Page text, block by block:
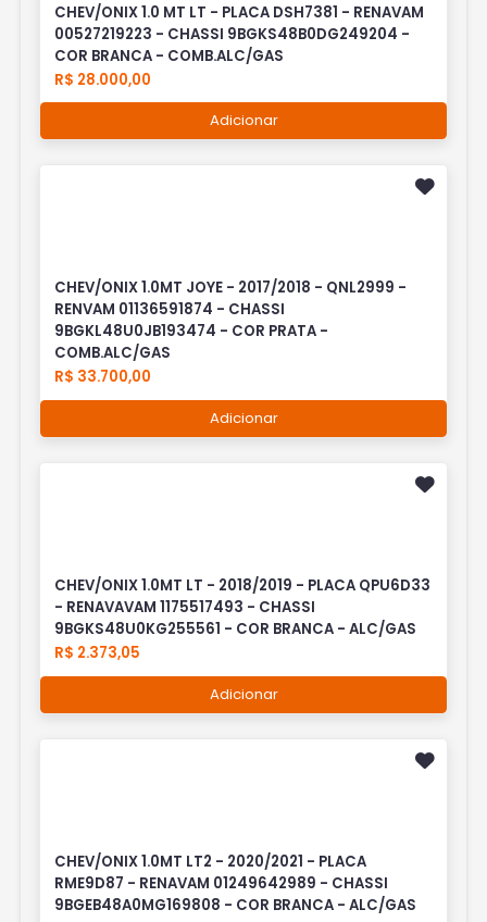
CHEV/ONIX 1.0 MT LT - PLACA DSH7381 - RENAVAM
00527219223 - CHASSI 9BGKS48B0DG249204 -
COR BRANCA - COMB.ALC/GAS
R$ 28.000,00
Adicionar
CHEV/ONIX 1.0MT JOYE - 2017/2018 - QNL2999 -
RENVAM 01136591874 - CHASSI
9BGKL48U0JB193474 - COR PRATA -
COMB.ALC/GAS
R$ 33.700,00
Adicionar
CHEV/ONIX 1.0MT LT - 2018/2019 - PLACA QPU6D33
- RENAVAVAM 1175517493 - CHASSI
9BGKS48U0KG255561 - COR BRANCA - ALC/GAS
R$ 2.373,05
Adicionar
CHEV/ONIX 1.0MT LT2 - 2020/2021 - PLACA
RME9D87 - RENAVAM 01249642989 - CHASSI
9BGEB48A0MG169808 - COR BRANCA - ALC/GAS